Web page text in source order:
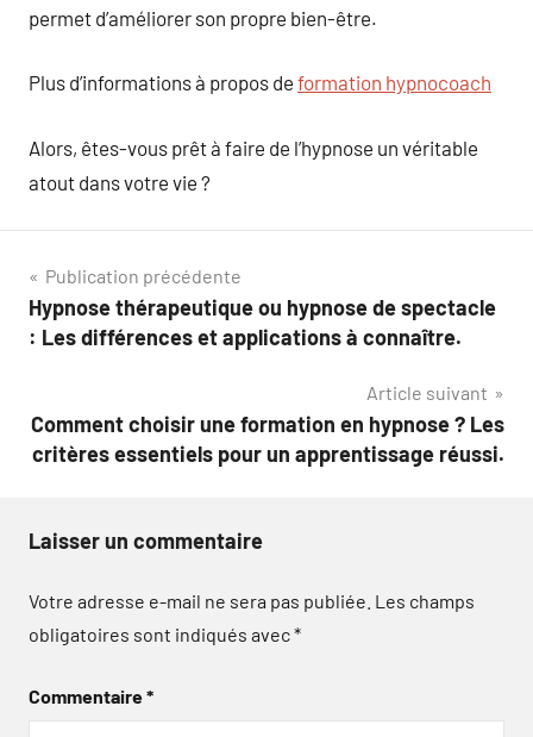
permet d’améliorer son propre bien-être.
Plus d’informations à propos de formation hypnocoach
Alors, êtes-vous prêt à faire de l’hypnose un véritable
atout dans votre vie ?
Navigation
de
Publication précédente
Hypnose thérapeutique ou hypnose de spectacle
: Les différences et applications à connaître.
Article suivant
Comment choisir une formation en hypnose ? Les
critères essentiels pour un apprentissage réussi.
Laisser un commentaire
Votre adresse e-mail ne sera pas publiée. Les champs
obligatoires sont indiqués avec*
Commentaire*